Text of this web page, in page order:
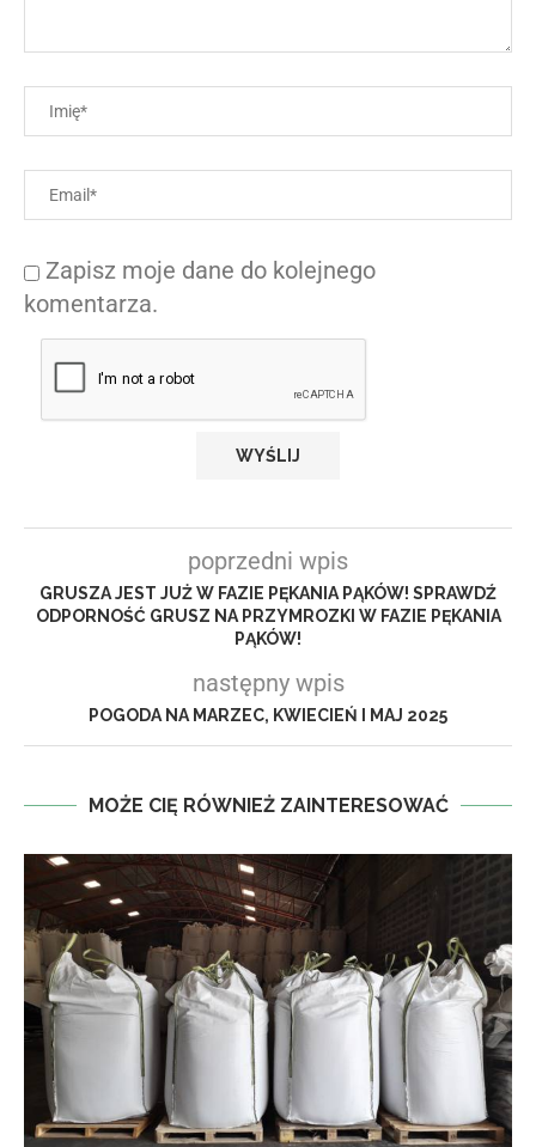
Zapisz moje dane do kolejnego
komentarza.
poprzedni wpis
GRUSZA JEST JUŻ W FAZIE PĘKANIA PĄKÓW! SPRAWDŹ
ODPORNOŚĆ GRUSZ NA PRZYMROZKI W FAZIE PĘKANIA
PĄKÓW!
następny wpis
POGODA NA MARZEC, KWIECIEŃ I MAJ 2025
MOŻE CIĘ RÓWNIEŻ ZAINTERESOWAĆ